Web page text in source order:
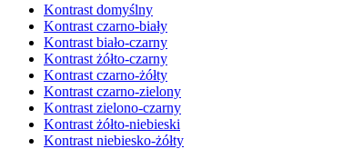
Kontrast domyślny
Kontrast czarno-biały
Kontrast biało-czarny
Kontrast żółto-czarny
Kontrast czarno-żółty
Kontrast czarno-zielony
Kontrast zielono-czarny
Kontrast żółto-niebieski
Kontrast niebiesko-żółty